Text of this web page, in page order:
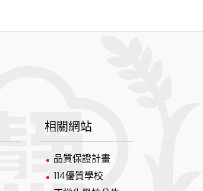
相關網站
品質保證計畫
114優質學校